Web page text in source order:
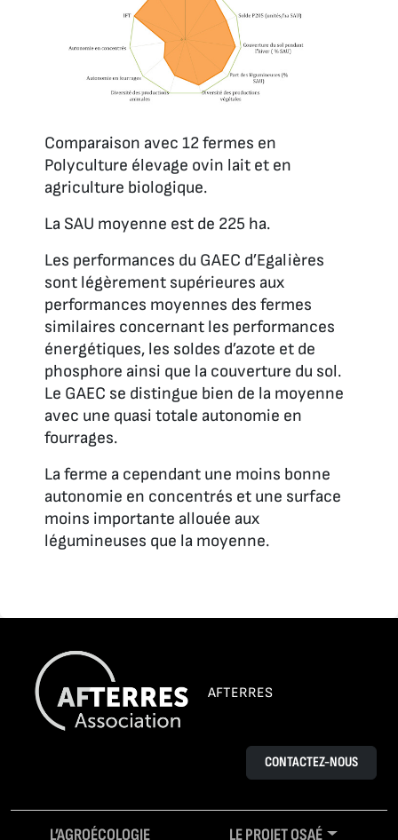
Comparaison avec 12 fermes en
Polyculture élevage ovin lait et en
agriculture biologique.
La SAU moyenne est de 225 ha.
Les performances du GAEC d’Egalières
sont légèrement supérieures aux
performances moyennes des fermes
similaires concernant les performances
énergétiques, les soldes d’azote et de
phosphore ainsi que la couverture du sol.
Le GAEC se distingue bien de la moyenne
avec une quasi totale autonomie en
fourrages.
La ferme a cependant une moins bonne
autonomie en concentrés et une surface
moins importante allouée aux
légumineuses que la moyenne.
AFTERRES
CONTACTEZ-NOUS
L’AGROÉCOLOGIE
LE PROJET OSAÉ